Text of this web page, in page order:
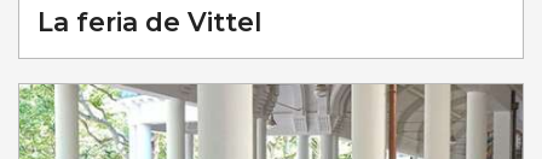
La feria de Vittel